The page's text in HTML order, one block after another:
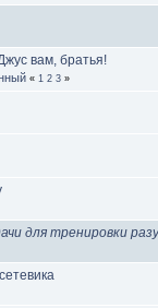
вам, братья!
« 1 2 3 »
для тренировки